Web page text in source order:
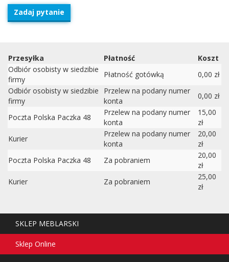
Zadaj pytanie
Przesyłka Płatność
Koszt
Odbiór osobisty w siedzibie
firmy
Płatność gotówką
0,00 zł
Odbiór osobisty w siedzibie
firmy
Przelew na podany numer
konta
0,00 zł
Poczta Polska Paczka 48
Przelew na podany numer
konta
15,00
zł
Kurier
Przelew na podany numer
konta
20,00
zł
Poczta Polska Paczka 48
Za pobraniem
20,00
zł
Kurier
Za pobraniem
25,00
zł
SKLEP MEBLARSKI
Sklep Online